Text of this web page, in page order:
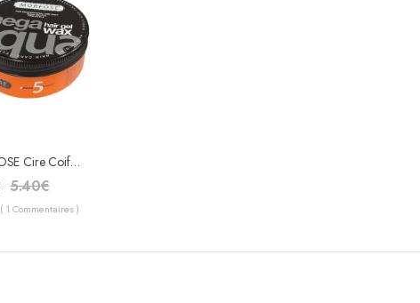
PACK MORFOSE Cire Coiffante Mega “5” + BROSSE Baby Hairs
5.40€
( 1 Commentaires )